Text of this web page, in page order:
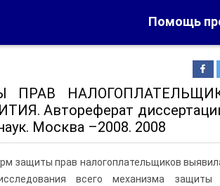
Помощь
ПРАВ
Автореферат
Москва –2008. 2008
защиты прав налогоплательщиков
всего механизма защиты